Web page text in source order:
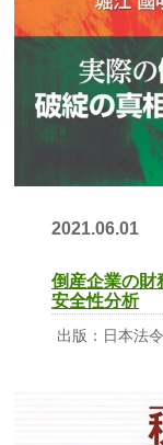
2021.06.01
倒産企業の財
安全性分析
出版：日本法令